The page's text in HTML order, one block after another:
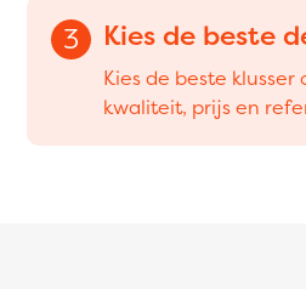
3 Kies de beste
Kies de beste klusser
kwaliteit, prijs en